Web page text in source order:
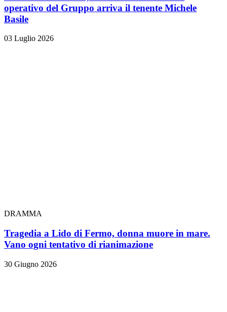
operativo del Gruppo arriva il tenente Michele
Basile
03 Luglio 2026
DRAMMA
Tragedia a Lido di Fermo, donna muore in mare.
Vano ogni tentativo di rianimazione
30 Giugno 2026